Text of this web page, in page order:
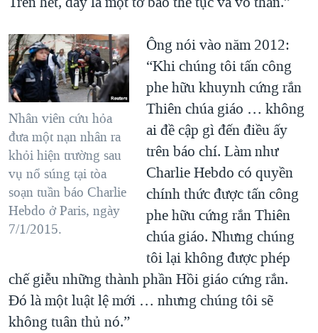
Nhân viên cứu hỏa
đưa một nạn nhân ra
khỏi hiện trường sau
vụ nổ súng tại tòa
soạn tuần báo Charlie
Hebdo ở Paris, ngày
7/1/2015.
Ông nói vào năm 2012:
“Khi chúng tôi tấn công
phe hữu khuynh cứng rắn
Thiên chúa giáo … không
ai đề cập gì đến điều ấy
trên báo chí. Làm như
Charlie Hebdo có quyền
chính thức được tấn công
phe hữu cứng rắn Thiên
chúa giáo. Nhưng chúng
tôi lại không được phép
chế giễu những thành phần Hồi giáo cứng rắn.
Đó là một luật lệ mới … nhưng chúng tôi sẽ
không tuân thủ nó.”